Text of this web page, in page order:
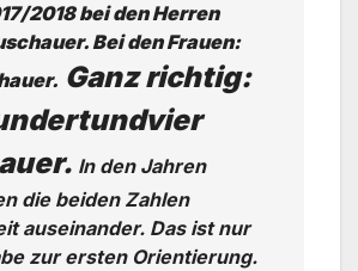
2018 bei den Herren
Bei den Frauen:
Ganz richtig:
In den Jahren
die beiden Zahlen
auseinander. Das ist nur
zur ersten Orientierung.